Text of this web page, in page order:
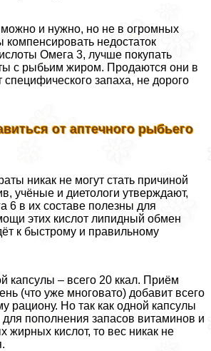
можно и нужно, но не в огромных
компенсировать недостаток
Омега 3, лучше покупать
с рыбьим жиром. Продаются они в
запаха, не дорого
от аптечного рыбьего
никак не могут стать причиной
учёные и диетологи утверждают,
6 в их составе полезны для
этих кислот липидный обмен
к быстрому и правильному
капсулы – всего 20 ккал. Приём
(что уже многовато) добавит всего
рациону. Но так как одной капсулы
для пополнения запасов витаминов и
кислот, то вес никак не